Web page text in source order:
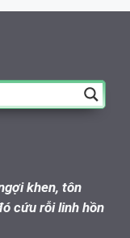
khen, tôn
cứu rỗi linh hồn